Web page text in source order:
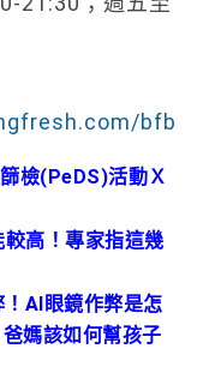
bfb
檢(PeDS)活動Ｘ
高！專家指這幾
AI眼鏡作弊是怎
媽該如何幫孩子